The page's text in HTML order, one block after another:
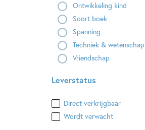
Ontwikkeling kind
Soort boek
Spanning
Techniek & wetenschap
Vriendschap
Leverstatus
Direct verkrijgbaar
Wordt verwacht